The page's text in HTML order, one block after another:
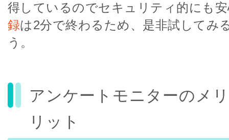
得しているのでセキュリティ的にも
録は2分で終わるため、是非試してみ
う。
アンケートモニターのメ
リット